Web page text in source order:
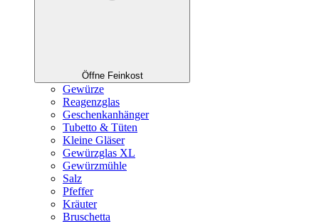
Öffne Feinkost
Gewürze
Reagenzglas
Geschenkanhänger
Tubetto & Tüten
Kleine Gläser
Gewürzglas XL
Gewürzmühle
Salz
Pfeffer
Kräuter
Bruschetta